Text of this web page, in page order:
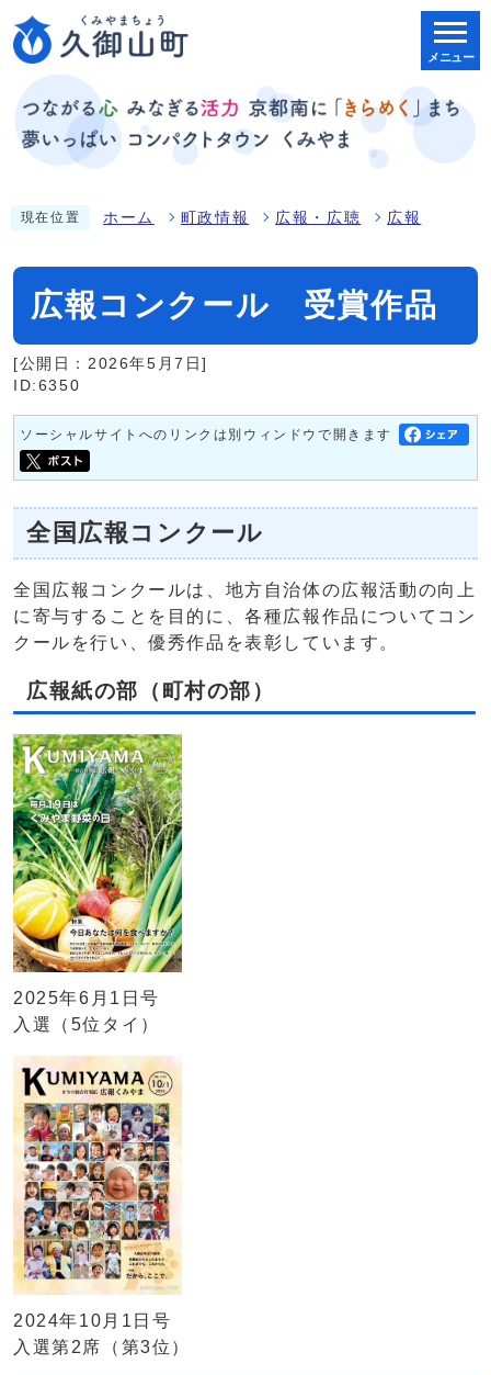
メニュー
現在位置 ホーム 町政情報 広報・広聴 広報
広報コンクール 受賞作品
[公開日：2026年5月7日]
ID:6350
ソーシャルサイトへのリンクは別ウィンドウで開きます
全国広報コンクール
全国広報コンクールは、地方自治体の広報活動の向上
に寄与することを目的に、各種広報作品についてコン
クールを行い、優秀作品を表彰しています。
広報紙の部（町村の部）
2025年6月1日号
入選（5位タイ）
2024年10月1日号
入選第2席（第3位）